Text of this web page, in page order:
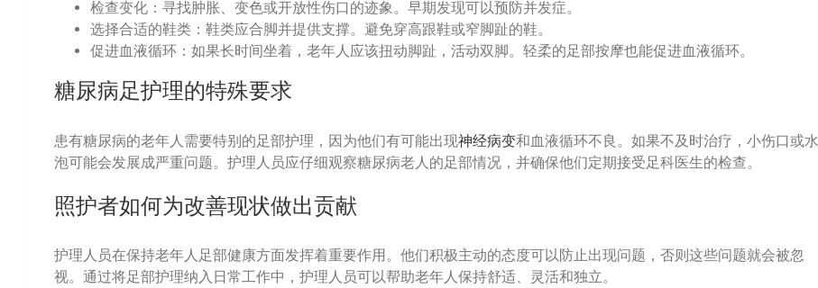
检查变化：寻找肿胀、变色或开放性伤口的迹象。早期发现可以预防并发症。
选择合适的鞋类：鞋类应合脚并提供支撑。避免穿高跟鞋或窄脚趾的鞋。
促进血液循环：如果长时间坐着，老年人应该扭动脚趾，活动双脚。轻柔的足部按摩也能促进血液循环。
糖尿病足护理的特殊要求
患有糖尿病的老年人需要特别的足部护理，因为他们有可能出现神经病变和血液循环不良。如果不及时治疗，小伤口或水
泡可能会发展成严重问题。护理人员应仔细观察糖尿病老人的足部情况，并确保他们定期接受足科医生的检查。
照护者如何为改善现状做出贡献
护理人员在保持老年人足部健康方面发挥着重要作用。他们积极主动的态度可以防止出现问题，否则这些问题就会被忽
视。通过将足部护理纳入日常工作中，护理人员可以帮助老年人保持舒适、灵活和独立。